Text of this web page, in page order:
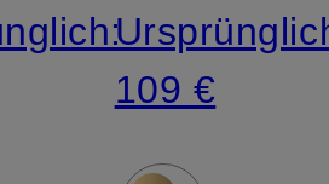
109 €